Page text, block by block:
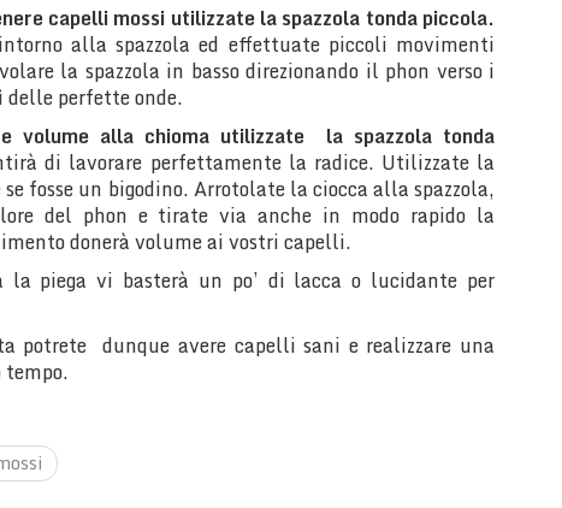
capelli mossi utilizzate la spazzola tonda piccola.
alla spazzola ed effettuate piccoli movimenti
la spazzola in basso direzionando il phon verso i
perfette onde.
volume alla chioma utilizzate la spazzola tonda
di lavorare perfettamente la radice. Utilizzate la
se fosse un bigodino. Arrotolate la ciocca alla spazzola,
del phon e tirate via anche in modo rapido la
donerà volume ai vostri capelli.
piega vi basterà un po’ di lacca o lucidante per
potrete dunque avere capelli sani e realizzare una
tempo.